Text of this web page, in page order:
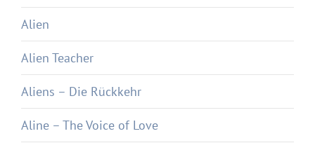
Alien
Alien Teacher
Aliens – Die Rückkehr
Aline – The Voice of Love